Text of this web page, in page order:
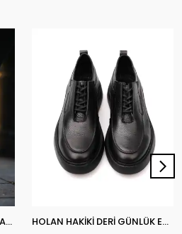
MİXEAD HAKİKİ DERİ EVA TABAN GÜNLÜK ERKEK SNEAKER AYAKKABI HOLAN HAKİKİ DERİ GÜNLÜK ERKEK SNEAKER AYAKKABI